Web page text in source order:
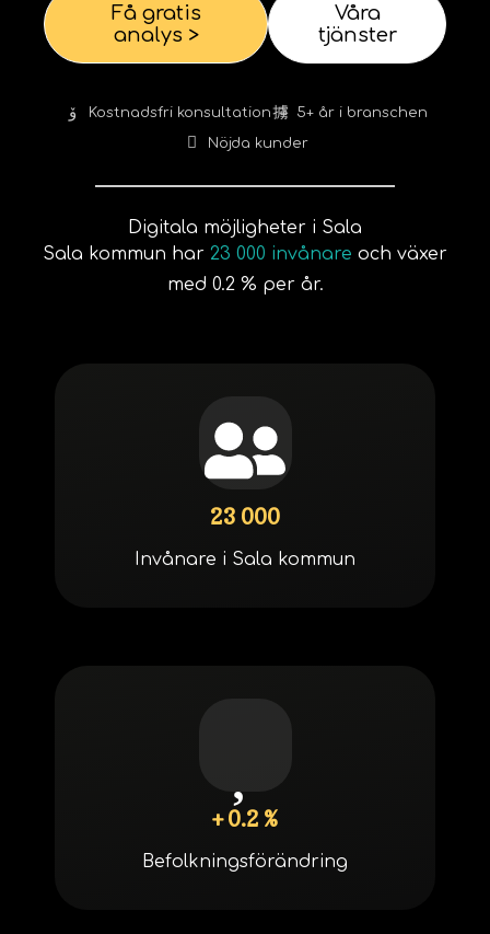
Få gratis
analys >
Våra
tjänster
Kostnadsfri konsultation
5+ år i branschen
Nöjda kunder
Digitala möjligheter i Sala
Sala kommun har 23 000 invånare och växer
med 0.2 % per år.
23 000
Invånare i Sala kommun
+ 0.2 %
Befolkningsförändring